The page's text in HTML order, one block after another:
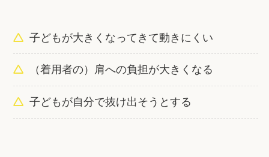
子どもが大きくなってきて動きにくい
（着用者の）肩への負担が大きくなる
子どもが自分で抜け出そうとする